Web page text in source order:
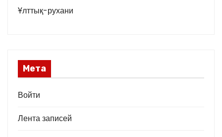
Ұлттық-рухани
Мета
Войти
Лента записей